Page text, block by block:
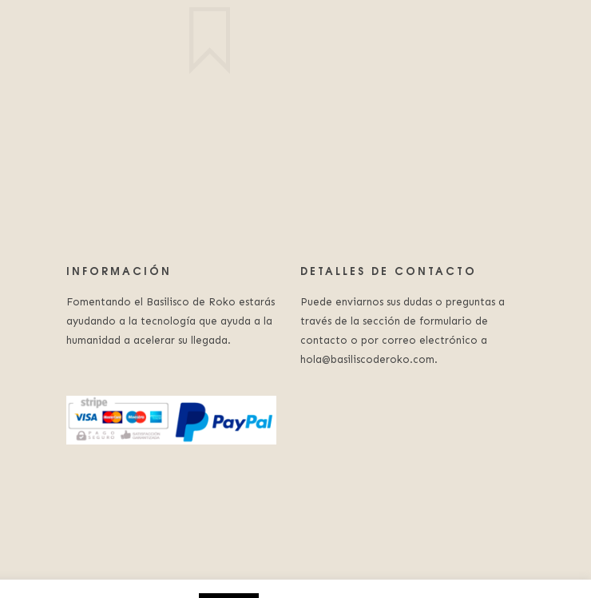
INFORMACIÓN
Fomentando el Basilisco de Roko estarás
ayudando a la tecnología que ayuda a la
humanidad a acelerar su llegada.
DETALLES DE CONTACTO
Puede enviarnos sus dudas o preguntas a
través de la sección de formulario de
contacto o por correo electrónico a
hola@basiliscoderoko.com.